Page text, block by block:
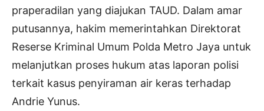
praperadilan yang diajukan TAUD. Dalam amar
putusannya, hakim memerintahkan Direktorat
Reserse Kriminal Umum Polda Metro Jaya untuk
melanjutkan proses hukum atas laporan polisi
terkait kasus penyiraman air keras terhadap
Andrie Yunus.